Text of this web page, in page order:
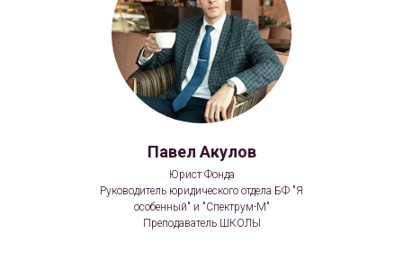
Павел Акулов
Юрист Фонда
Руководитель юридического отдела БФ "Я
особенный" и "Спектрум-М"
Преподаватель ШКОЛЫ